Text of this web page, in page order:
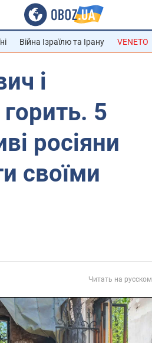
Війна Ізраїлю та Ірану VENETO
і
5
росіяни
своїми
Читать на русском